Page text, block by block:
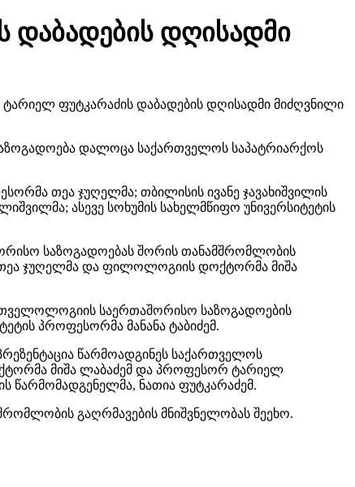
დაბადების დღისადმი
ფუტკარაძის დაბადების დღისადმი მიძღვნილი
საზოგადოება დალოცა საქართველოს საპატრიარქოს
თეა ჯუღელმა; თბილისის ივანე ჯავახიშვილის
ასევე სოხუმის სახელმწიფო უნივერსიტეტის
საზოგადოებას შორის თანამშრომლობის
თეა ჯუღელმა და ფილოლოგიის დოქტორმა მიშა
საერთაშორისო საზოგადოების
პროფესორმა მანანა ტაბიძემ.
წარმოადგინეს საქართველოს
მიშა ლაბაძემ და პროფესორ ტარიელ
წარმომადგენელმა, ნათია ფუტკარაძემ.
გაღრმავების მნიშვნელობას შეეხო.